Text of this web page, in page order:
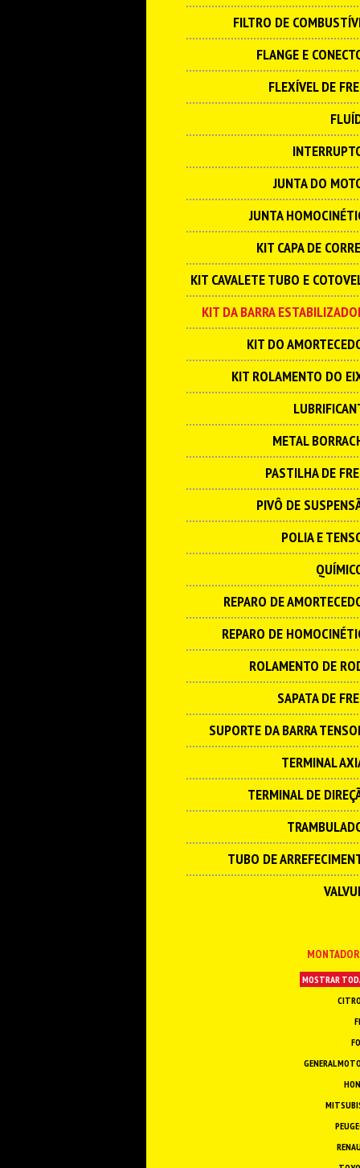
FILTRO DE
FLANGE E
FLEXÍVEL DE
JUNTA DO
JUNTA
KIT CAPA DE
KIT CAVALETE TUBO E
KIT DA BARRA
KIT DO
KIT ROLAMENTO DO
METAL
PASTILHA DE
PIVÔ DE
POLIA E
REPARO DE
REPARO DE
ROLAMENTO DE
SAPATA DE
SUPORTE DA BARRA
TERMINAL
TERMINAL DE
TUBO DE
MOSTRAR
GENERAL